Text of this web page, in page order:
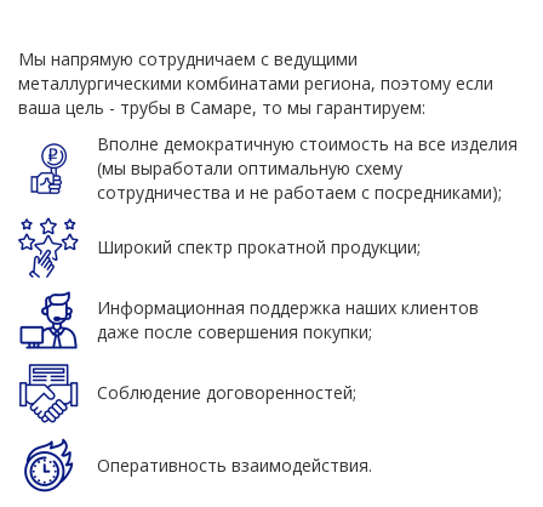
Мы напрямую сотрудничаем с ведущими
металлургическими комбинатами региона, поэтому если
ваша цель - трубы в Самаре, то мы гарантируем:
Вполне демократичную стоимость на все изделия
(мы выработали оптимальную схему
сотрудничества и не работаем с посредниками);
Широкий спектр прокатной продукции;
Информационная поддержка наших клиентов
даже после совершения покупки;
Соблюдение договоренностей;
Оперативность взаимодействия.